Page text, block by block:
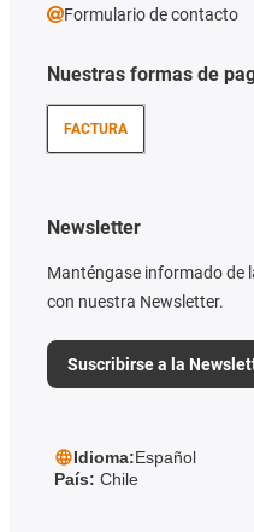
Nuestras formas de
FACTURA
Newsletter
Manténgase informado de
con nuestra Newsletter.
Suscribirse a la
Formulario de contacto
Idioma:Español
País: Chile